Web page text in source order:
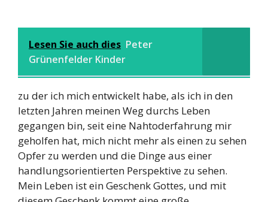
Lesen Sie auch dies Peter
Grünenfelder Kinder
zu der ich mich entwickelt habe, als ich in den
letzten Jahren meinen Weg durchs Leben
gegangen bin, seit eine Nahtoderfahrung mir
geholfen hat, mich nicht mehr als einen zu sehen
Opfer zu werden und die Dinge aus einer
handlungsorientierten Perspektive zu sehen.
Mein Leben ist ein Geschenk Gottes, und mit